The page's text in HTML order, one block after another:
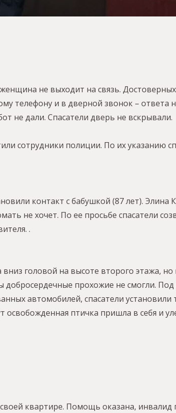
не выходит на связь.
телефону и в дверной звонок – ответа
не дали. Спасатели дверь не вскрывали.
сотрудники полиции. По их указанию
контакт с бабушкой (87 лет). Элина
не хочет. По ее просьбе спасатели
.
головой на высоте второго этажа,
прохожие не смогли.
автомобилей, спасатели установили
освобожденная птичка пришла в себя и
квартире. Помощь оказана,